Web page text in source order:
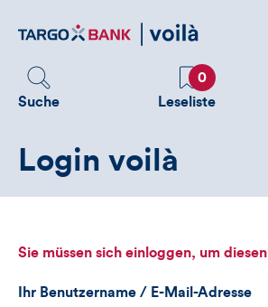
zum
Suche
Favoriten
0
Leseliste
Login voilà
Sie müssen sich einloggen, um
Ihr Benutzername / E-Mail-Adresse